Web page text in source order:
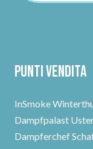
Punti vendita
InSmoke
Dampfpalast
Dampferchef